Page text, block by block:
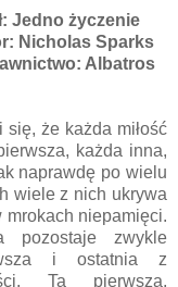
Jedno życzenie
Nicholas Sparks
Albatros
się, że każda miłość
każda inna,
naprawdę po wielu
wiele z nich ukrywa
mrokach niepamięci.
pozostaje zwykle
i ostatnia z
Ta pierwsza,